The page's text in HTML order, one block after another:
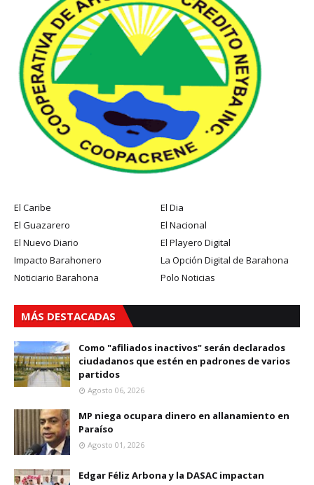
El Caribe
El Dia
El Guazarero
El Nacional
El Nuevo Diario
El Playero Digital
Impacto Barahonero
La Opción Digital de Barahona
Noticiario Barahona
Polo Noticias
MÁS DESTACADAS
Como "afiliados inactivos" serán declarados
ciudadanos que estén en padrones de varios
partidos
Agosto 06, 2026
MP niega ocupara dinero en allanamiento en
Paraíso
Agosto 01, 2026
Edgar Féliz Arbona y la DASAC impactan